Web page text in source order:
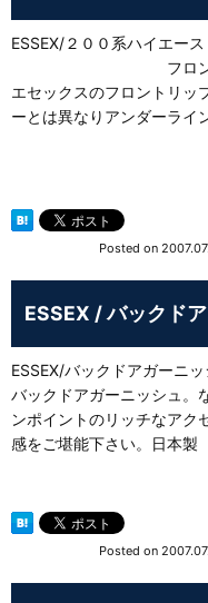
ESSEX/２
フロントリップ
エセックスのフロントリッ
ーとは異なりアンダーライ
Posted on
ESSEX / バックド
ESSEX/バックドアガーニ
バックドアガーニッシュ。
ンポイントのリッチなアク
感をご堪能下さい。日本製
Posted on